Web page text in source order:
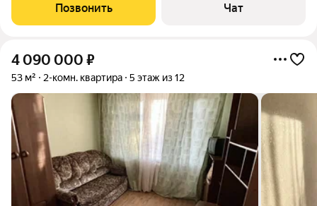
микрорайон Целинстрой, улица имени Расковой М.М., дом 10а.
Жилой комплекс отличается
Позвонить Чат
4 090 000 ₽
53 м² 2-комн. квартира 5 этаж из 12